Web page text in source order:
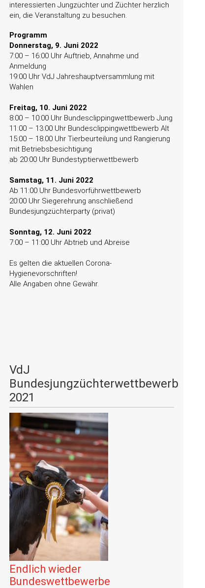
interessierten Jungzüchter und Züchter herzlich
ein, die Veranstaltung zu besuchen.
Programm
Donnerstag, 9. Juni 2022
7:00 – 16:00 Uhr Auftrieb, Annahme und
Anmeldung
19:00 Uhr VdJ Jahreshauptversammlung mit
Wahlen
Freitag, 10. Juni 2022
8:00 – 10:00 Uhr Bundesclippingwettbewerb Jung
11:00 – 13:00 Uhr Bundesclippingwettbewerb Alt
15:00 – 18.00 Uhr Tierbeurteilung und Rangierung
mit Betriebsbesichtigung
ab 20:00 Uhr Bundestyptierwettbewerb
Samstag, 11. Juni 2022
Ab 11:00 Uhr Bundesvorführwettbewerb
20:00 Uhr Siegerehrung anschließend
Bundesjungzüchterparty (privat)
Sonntag, 12. Juni 2022
7:00 – 11:00 Uhr Abtrieb und Abreise
Es gelten die aktuellen Corona-
Hygienevorschriften!
Alle Angaben ohne Gewähr.
VdJ
Bundesjungzüchterwettbewerb
2021
Endlich wieder
Bundeswettbewerbe